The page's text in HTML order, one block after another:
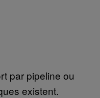
par pipeline ou
existent.